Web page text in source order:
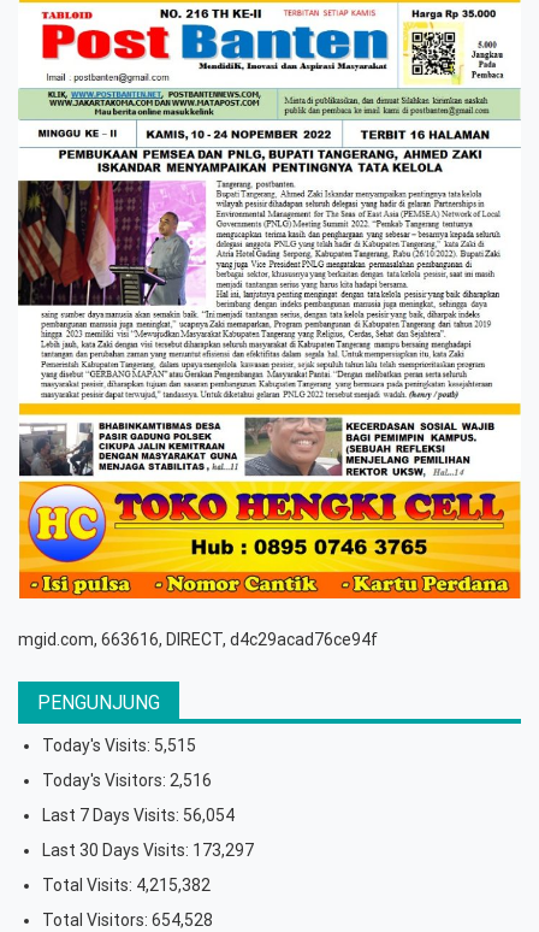
mgid.com, 663616, DIRECT, d4c29acad76ce94f
PENGUNJUNG
Today's Visits: 5,515
Today's Visitors: 2,516
Last 7 Days Visits: 56,054
Last 30 Days Visits: 173,297
Total Visits: 4,215,382
Total Visitors: 654,528